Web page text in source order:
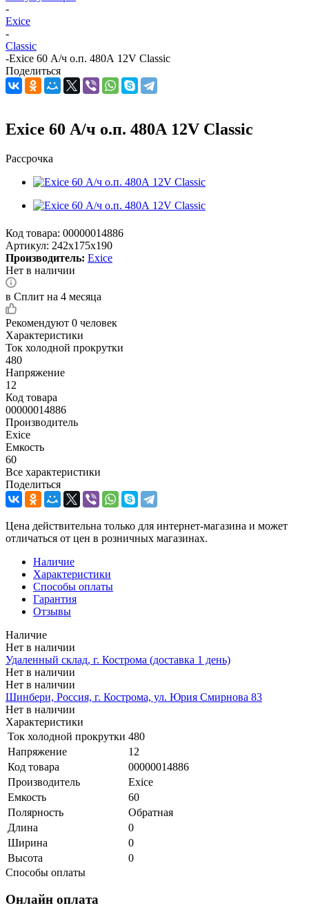
-
Exice
-
Classic
-Exice 60 А/ч о.п. 480А 12V Classic
Поделиться
Exice 60 А/ч о.п. 480А 12V Classic
Рассрочка
Код товара: 00000014886
Артикул: 242x175x190
Производитель: Exice
Нет в наличии
в Сплит на 4 месяца
Рекомендуют 0 человек
Характеристики
Ток холодной прокрутки
480
Напряжение
12
Код товара
00000014886
Производитель
Exice
Емкость
60
Все характеристики
Поделиться
Цена действительна только для интернет-магазина и может
отличаться от цен в розничных магазинах.
Наличие
Характеристики
Способы оплаты
Гарантия
Отзывы
Наличие
Нет в наличии
Удаленный склад, г. Кострома (доставка 1 день)
Нет в наличии
Нет в наличии
Шинбери, Россия, г. Кострома, ул. Юрия Смирнова 83
Нет в наличии
Характеристики
Ток холодной прокрутки 480
Напряжение
12
Код товара
00000014886
Производитель
Exice
Емкость
60
Полярность
Обратная
Длина
0
Ширина
0
Высота
0
Способы оплаты
Онлайн оплата